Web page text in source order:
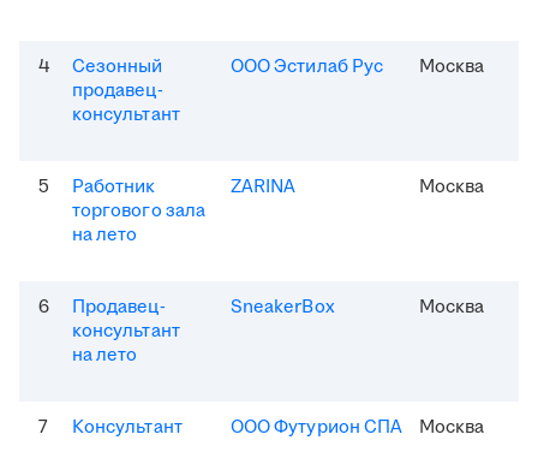
4
Сезонный
продавец-
консультант
ООО Эстилаб Рус Москва
5
Работник
торгового зала
на лето
ZARINA Москва
6
Продавец-
консультант
на лето
SneakerBox Москва
7 Консультант ООО Футурион СПА Москва